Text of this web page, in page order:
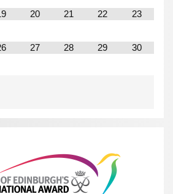
20 21 22 23
27 28 29 30